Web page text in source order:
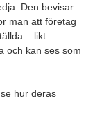
Den bevisar
man att företag
– likt
och kan ses som
hur deras